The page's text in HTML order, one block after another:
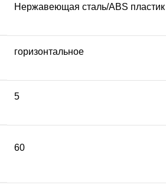
Нержавеющая сталь/ABS пластик
горизонтальное
5
60